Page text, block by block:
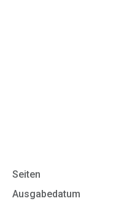
Seiten
Ausgabedatum